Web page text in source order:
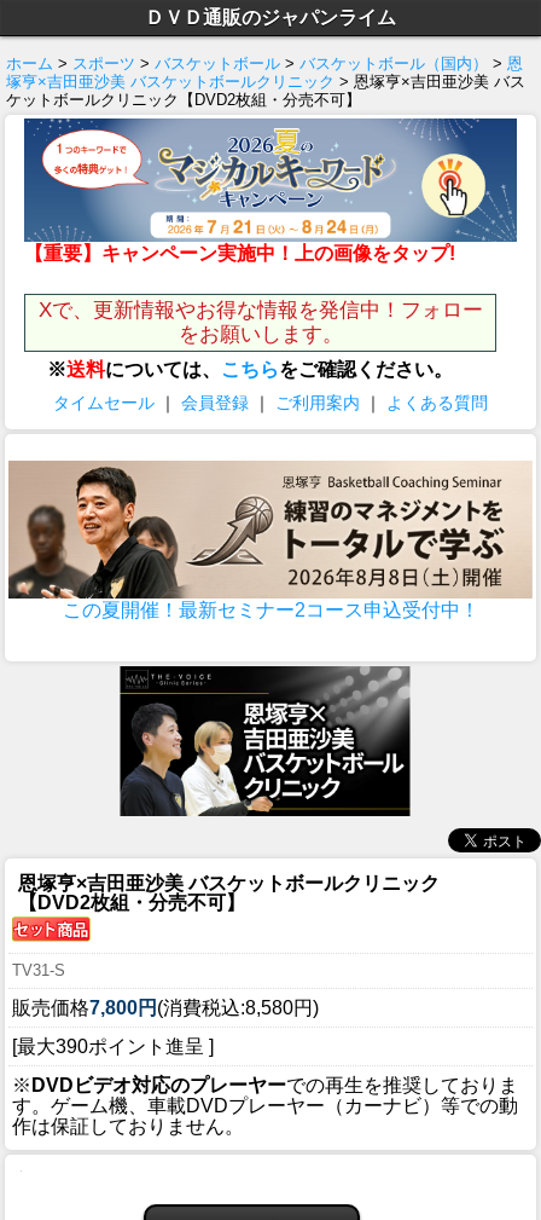
ＤＶＤ通販のジャパンライム
ホーム > スポーツ > バスケットボール > バスケットボール（国内） > 恩
塚亨×吉田亜沙美 バスケットボールクリニック > 恩塚亨×吉田亜沙美 バス
ケットボールクリニック【DVD2枚組・分売不可】
【重要】キャンペーン実施中！上の画像をタップ!
Xで、更新情報やお得な情報を発信中！フォロー
をお願いします。
※送料については、 こちらをご確認ください。
タイムセール ｜ 会員登録 ｜ ご利用案内 ｜ よくある質問
この夏開催！最新セミナー2コース申込受付中！
恩塚亨×吉田亜沙美 バスケットボールクリニック
【DVD2枚組・分売不可】
TV31-S
販売価格7,800円 (消費税込:8,580円)
[最大390ポイント進呈 ]
※ DVDビデオ対応のプレーヤーでの再生を推奨しておりま
す。ゲーム機、車載DVDプレーヤー（カーナビ）等での動
作は保証しておりません。